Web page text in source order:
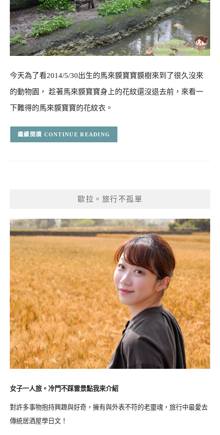
今天為了看2014/5/30出生的馬來貘寶寶貘樹來到了很久沒來
的動物園， 趁著馬來貘寶寶身上的花紋還沒退去前，來看一
下難得的馬來貘寶寶的花紋衣。
CONTINUE READING
歐拉。旅行不孤單
女子一人旅。冷門不踩雷景點我來介紹
對許多事物抱持興趣與好奇，擁有與外表不符的老靈魂，旅行中最愛去
傳統居酒屋學日文！